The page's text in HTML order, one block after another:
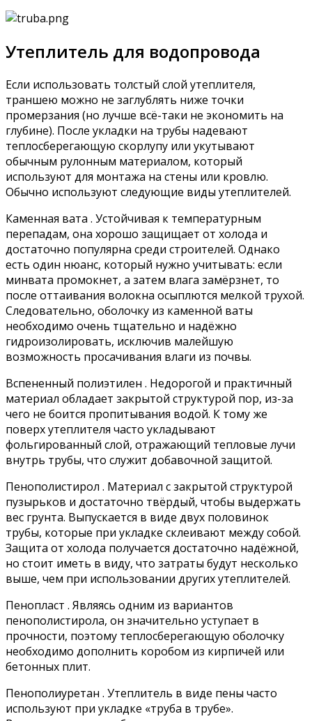
Утеплитель для водопровода
Если использовать толстый слой утеплителя,
траншею можно не заглублять ниже точки
промерзания (но лучше всё-таки не экономить на
глубине). После укладки на трубы надевают
теплосберегающую скорлупу или укутывают
обычным рулонным материалом, который
используют для монтажа на стены или кровлю.
Обычно используют следующие виды утеплителей.
Каменная вата . Устойчивая к температурным
перепадам, она хорошо защищает от холода и
достаточно популярна среди строителей. Однако
есть один нюанс, который нужно учитывать: если
минвата промокнет, а затем влага замёрзнет, то
после оттаивания волокна осыплются мелкой трухой.
Следовательно, оболочку из каменной ваты
необходимо очень тщательно и надёжно
гидроизолировать, исключив малейшую
возможность просачивания влаги из почвы.
Вспененный полиэтилен . Недорогой и практичный
материал обладает закрытой структурой пор, из-за
чего не боится пропитывания водой. К тому же
поверх утеплителя часто укладывают
фольгированный слой, отражающий тепловые лучи
внутрь трубы, что служит добавочной защитой.
Пенополистирол . Материал с закрытой структурой
пузырьков и достаточно твёрдый, чтобы выдержать
вес грунта. Выпускается в виде двух половинок
трубы, которые при укладке склеивают между собой.
Защита от холода получается достаточно надёжной,
но стоит иметь в виду, что затраты будут несколько
выше, чем при использовании других утеплителей.
Пенопласт . Являясь одним из вариантов
пенополистирола, он значительно уступает в
прочности, поэтому теплосберегающую оболочку
необходимо дополнить коробом из кирпичей или
бетонных плит.
Пенополиуретан . Утеплитель в виде пены часто
используют при укладке «труба в трубе».